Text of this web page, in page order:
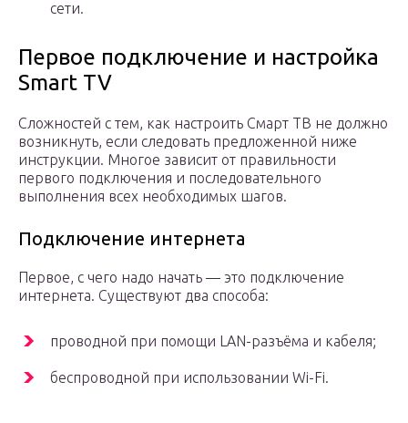
сети.
Первое подключение и настройка
Smart TV
Сложностей с тем, как настроить Смарт ТВ не должно
возникнуть, если следовать предложенной ниже
инструкции. Многое зависит от правильности
первого подключения и последовательного
выполнения всех необходимых шагов.
Подключение интернета
Первое, с чего надо начать — это подключение
интернета. Существуют два способа:
проводной при помощи LAN-разъёма и кабеля;
беспроводной при использовании Wi-Fi.